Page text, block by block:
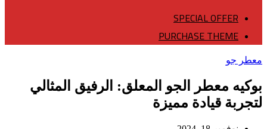
SPECIAL OFFER
PURCHASE THEME
معطر جو
بوكيه معطر الجو المعلق: الرفيق المثالي
لتجربة قيادة مميزة